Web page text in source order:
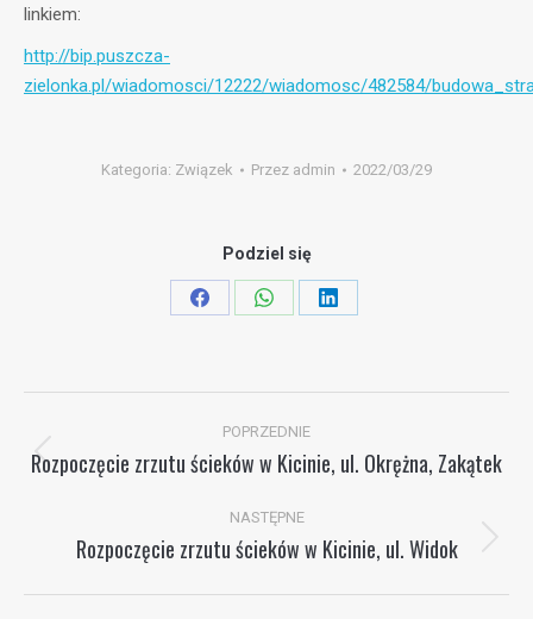
linkiem:
http://bip.puszcza-
zielonka.pl/wiadomosci/12222/wiadomosc/482584/
Kategoria: Związek Przez admin 2022/03/29
Podziel się
Share
Share
Share
wpisów
POPRZEDNIE
Poprzedni
Rozpoczęcie zrzutu ścieków w Kicinie, ul. Okrężna, Zakątek
NASTĘPNE
Następny
Rozpoczęcie zrzutu ścieków w Kicinie, ul. Widok